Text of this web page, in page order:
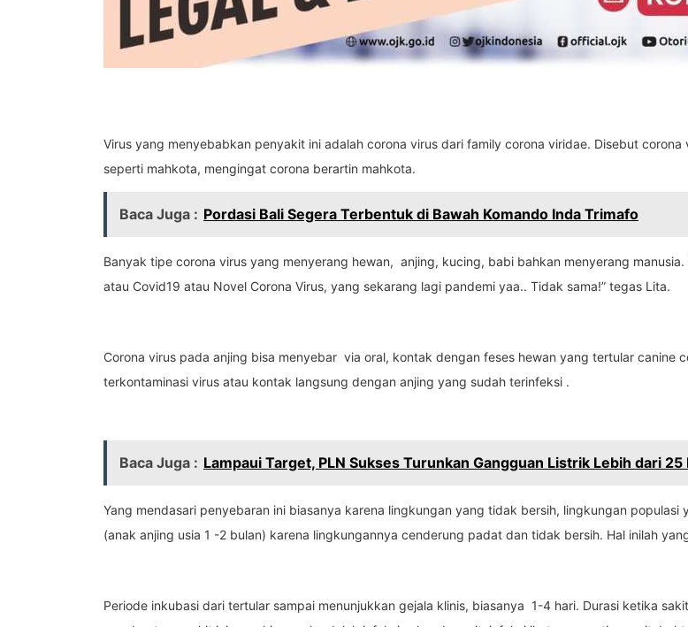
Virus yang menyebabkan penyakit ini adalah corona virus dari family corona viridae. Disebut
seperti mahkota, mengingat corona berartin mahkota.
Baca Juga : Pordasi Bali Segera Terbentuk di Bawah Komando Inda Trimafo
Banyak tipe corona virus yang menyerang hewan, anjing, kucing, babi bahkan menyerang
atau Covid19 atau Novel Corona Virus, yang sekarang lagi pandemi yaa.. Tidak sama!” tegas Lita.
Corona virus pada anjing bisa menyebar via oral, kontak dengan feses hewan yang tertular canine
terkontaminasi virus atau kontak langsung dengan anjing yang sudah terinfeksi .
Baca Juga : Lampaui Target, PLN Sukses Turunkan Gangguan Listrik Lebih dari
Yang mendasari penyebaran ini biasanya karena lingkungan yang tidak bersih, lingkungan populasi
(anak anjing usia 1 -2 bulan) karena lingkungannya cenderung padat dan tidak bersih. Hal inilah
Periode inkubasi dari tertular sampai menunjukkan gejala klinis, biasanya 1-4 hari. Durasi ketika